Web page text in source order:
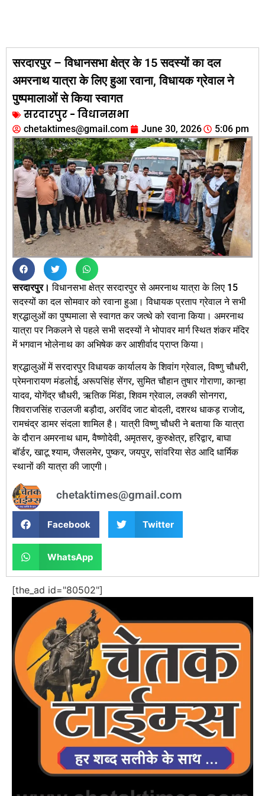
सरदारपुर – विधानसभा क्षेत्र के 15 सदस्यों का दल
अमरनाथ यात्रा के लिए हुआ रवाना, विधायक ग्रेवाल ने
पुष्पमालाओं से किया स्वागत
सरदारपुर - विधानसभा
chetaktimes@gmail.com June 30, 2026 5:06 pm
सरदारपुर। विधानसभा क्षेत्र सरदारपुर से अमरनाथ यात्रा के लिए 15
सदस्यों का दल सोमवार को रवाना हुआ। विधायक प्रताप ग्रेवाल ने सभी
श्रद्धालुओं का पुष्पमाला से स्वागत कर जत्थे को रवाना किया। अमरनाथ
यात्रा पर निकलने से पहले सभी सदस्यों ने भोपावर मार्ग स्थित शंकर मंदिर
में भगवान भोलेनाथ का अभिषेक कर आशीर्वाद प्राप्त किया।
श्रद्धालुओं में सरदारपुर विधायक कार्यालय के शिवांग ग्रेवाल, विष्णु चौधरी,
प्रेमनारायण मंडलोई, अरूपसिंह सेंगर, सुमित चौहान तुषार गोराणा, कान्हा
यादव, योगेंद्र चौधरी, ऋतिक मिंडा, शिवम ग्रेवाल, लक्की सोनगरा,
शिवराजसिंह राउलजी बड़ौदा, अरविंद जाट बोदली, दशरथ धाकड़ राजोद,
रामचंद्र डामर संदला शामिल है। यात्री विष्णु चौधरी ने बताया कि यात्रा
के दौरान अमरनाथ धाम, वैष्णोदेवी, अमृतसर, कुरुक्षेत्र, हरिद्वार, बाघा
बॉर्डर, खाटू श्याम, जैसलमेर, पुष्कर, जयपुर, सांवरिया सेठ आदि धार्मिक
स्थानों की यात्रा की जाएगी।
chetaktimes@gmail.com
Facebook Twitter
WhatsApp
[the_ad id="80502"]